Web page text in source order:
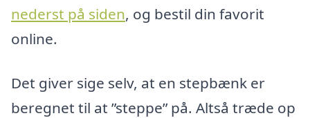
nederst på siden, og bestil din favorit
online.
Det giver sige selv, at en stepbænk er
beregnet til at ”steppe” på. Altså træde op